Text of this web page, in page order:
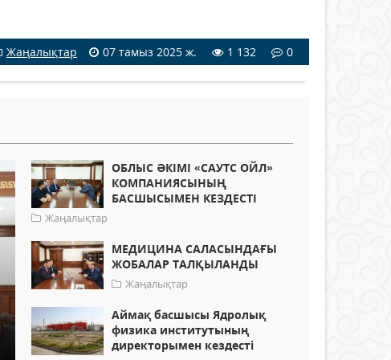
Жаңалықтар
07 тамыз 2025 ж. 1 132 0
ОБЛЫС ӘКІМІ «САУТС ОЙЛ»
КОМПАНИЯСЫНЫҢ
БАСШЫСЫМЕН КЕЗДЕСТІ
Жаңалықтар
МЕДИЦИНА САЛАСЫНДАҒЫ
ЖОБАЛАР ТАЛҚЫЛАНДЫ
Жаңалықтар
Аймақ басшысы Ядролық
физика институтының
директорымен кездесті